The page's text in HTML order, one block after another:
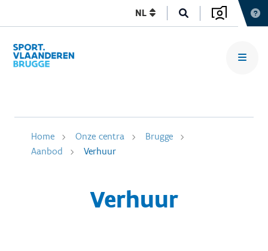
NL
Home Onze centra
Brugge
Aanbod
Verhuur
Verhuur